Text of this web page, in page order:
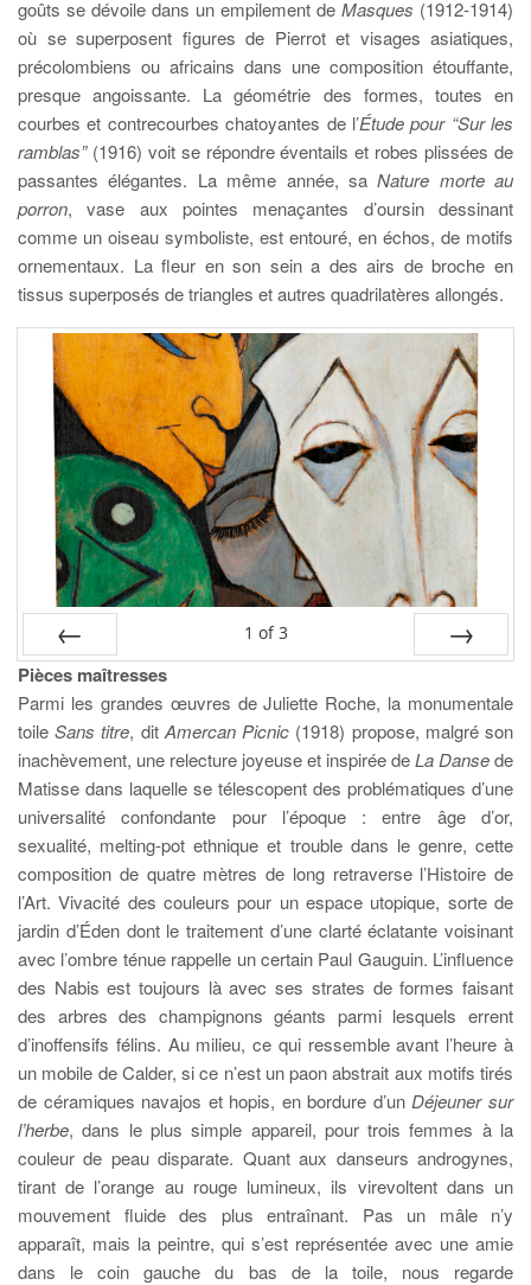
goûts se dévoile dans un empilement de Masques (1912-1914)
où se superposent figures de Pierrot et visages asiatiques,
précolombiens ou africains dans une composition étouffante,
presque angoissante. La géométrie des formes, toutes en
courbes et contrecourbes chatoyantes de l’Étude pour “Sur les
ramblas”(1916) voit se répondre éventails et robes plissées de
passantes élégantes. La même année, saNature morte au
porron, vase aux pointes menaçantes d’oursin dessinant
comme un oiseau symboliste, est entouré, en échos, de motifs
ornementaux. La fleur en son sein a des airs de broche en
tissus superposés de triangles et autres quadrilatères allongés.
PREV
1 of 3
Pièces maîtresses
Parmi les grandes œuvres de Juliette Roche, la monumentale
toileSans titre, dit Amercan Picnic (1918) propose, malgré son
inachèvement, une relecture joyeuse et inspirée deLa Dansede
Matisse dans laquelle se télescopent des problématiques d’une
universalité confondante pour l’époque : entre âge d’or,
sexualité, melting-pot ethnique et trouble dans le genre, cette
composition de quatre mètres de long retraverse l’Histoire de
l’Art. Vivacité des couleurs pour un espace utopique, sorte de
jardin d’Éden dont le traitement d’une clarté éclatante voisinant
avec l’ombre ténue rappelle un certain Paul Gauguin. L’influence
des Nabis est toujours là avec ses strates de formes faisant
des arbres des champignons géants parmi lesquels errent
d’inoffensifs félins. Au milieu, ce qui ressemble avant l’heure à
un mobile de Calder, si ce n’est un paon abstrait aux motifs tirés
de céramiques navajos et hopis, en bordure d’un Déjeuner sur
l’herbe, dans le plus simple appareil, pour trois femmes à la
couleur de peau disparate. Quant aux danseurs androgynes,
tirant de l’orange au rouge lumineux, ils virevoltent dans un
mouvement fluide des plus entraînant. Pas un mâle n’y
apparaît, mais la peintre, qui s’est représentée avec une amie
dans le coin gauche du bas de la toile, nous regarde